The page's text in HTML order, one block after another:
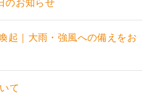
のお知らせ
起｜大雨・強風への備えをお
て